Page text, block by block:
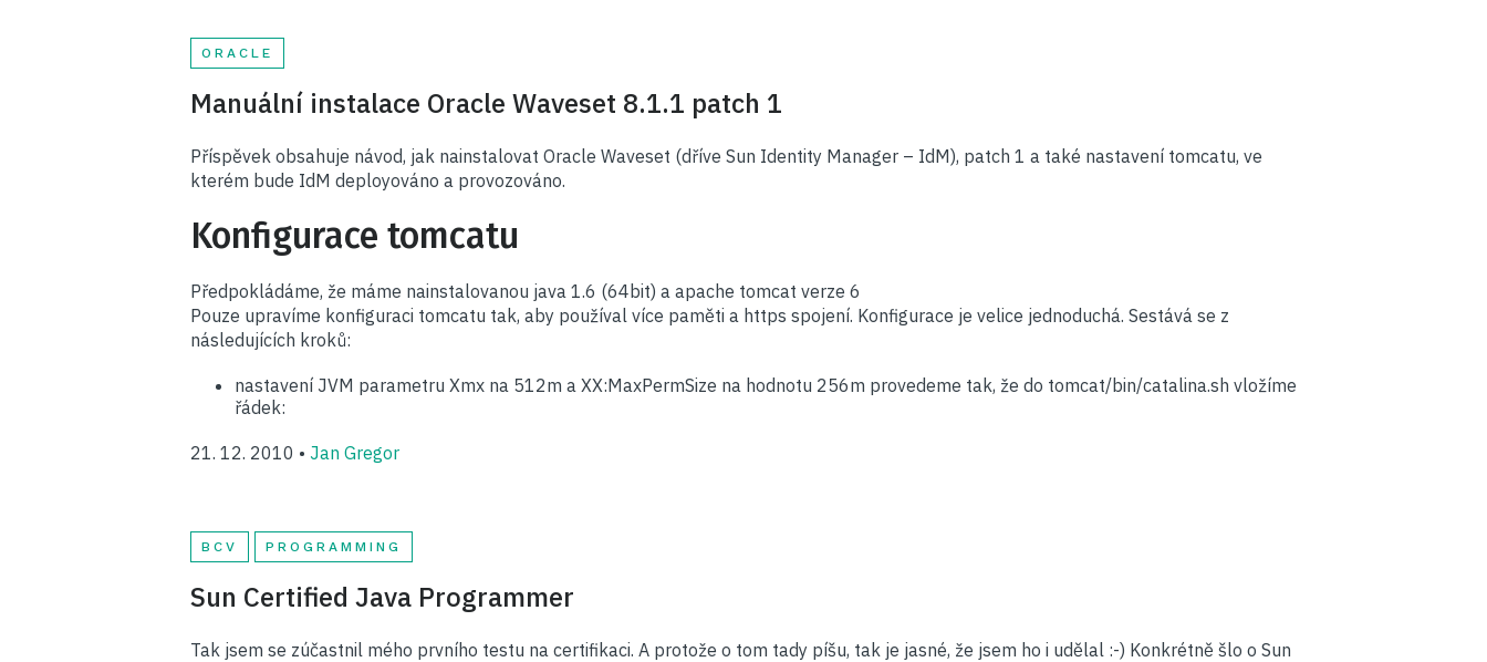
ORACLE
Manuální instalace Oracle Waveset 8.1.1 patch 1
Příspěvek obsahuje návod, jak nainstalovat Oracle Waveset (dříve Sun Identity Manager – IdM), patch 1 a také nastavení tomcatu, ve
kterém bude IdM deployováno a provozováno.
Konfigurace tomcatu
Předpokládáme, že máme nainstalovanou java 1.6 (64bit) a apache tomcat verze 6
Pouze upravíme konfiguraci tomcatu tak, aby používal více paměti a https spojení. Konfigurace je velice jednoduchá. Sestává se z
následujících kroků:
nastavení JVM parametru Xmx na 512m a XX:MaxPermSize na hodnotu 256m provedeme tak, že do tomcat/bin/catalina.sh vložíme
řádek:
21. 12. 2010 • Jan Gregor
BCV PROGRAMMING
Sun Certified Java Programmer
Tak jsem se zúčastnil mého prvního testu na certifikaci. A protože o tom tady píšu, tak je jasné, že jsem ho i udělal :-) Konkrétně šlo o Sun